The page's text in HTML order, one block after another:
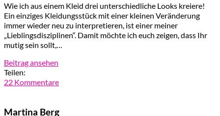
Wie ich aus einem Kleid drei unterschiedliche Looks kreiere!
Ein einziges Kleidungsstück mit einer kleinen Veränderung
immer wieder neu zu interpretieren, ist einer meiner
„Lieblingsdisziplinen“. Damit möchte ich euch zeigen, dass Ihr
mutig sein sollt,…
Beitrag ansehen
Teilen:
22 Kommentare
Martina Berg